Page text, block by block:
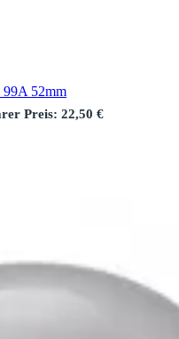
52mm
Preis: 22,50 €